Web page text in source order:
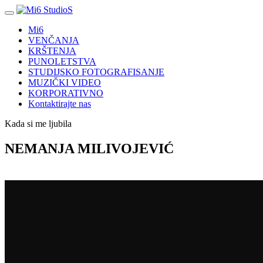
Mi6
VENČANJA
KRŠTENJA
PUNOLETSTVA
STUDIJSKO FOTOGRAFISANJE
MUZIČKI VIDEO
KORPORATIVNO
Kontaktirajte nas
Kada si me ljubila
NEMANJA MILIVOJEVIĆ